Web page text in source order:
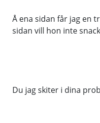
Å ena sidan får jag en
sidan vill hon inte
Du jag skiter i dina